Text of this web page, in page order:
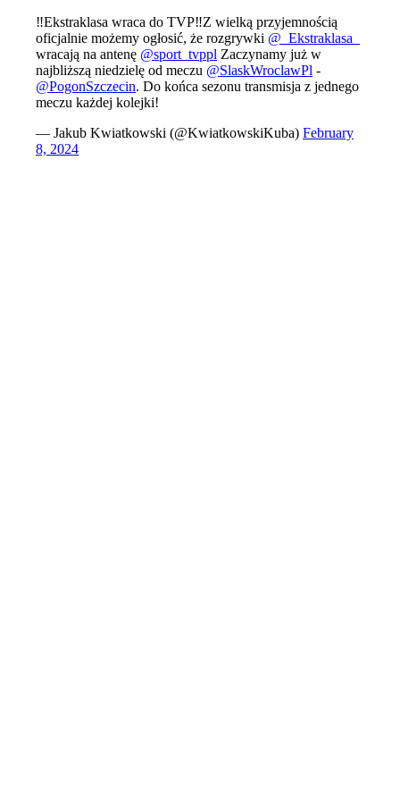
‼️Ekstraklasa wraca do TVP‼️Z wielką przyjemnością
oficjalnie możemy ogłosić, że rozgrywki @_Ekstraklasa_
wracają na antenę @sport_tvppl Zaczynamy już w
najbliższą niedzielę od meczu @SlaskWroclawPl -
@PogonSzczecin. Do końca sezonu transmisja z jednego
meczu każdej kolejki!
— Jakub Kwiatkowski (@KwiatkowskiKuba) February
8, 2024